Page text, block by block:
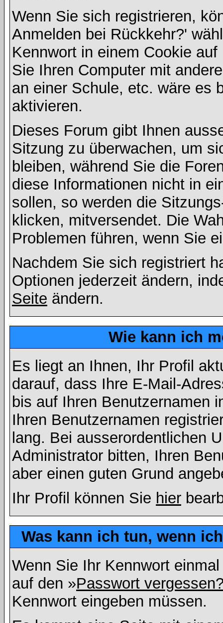
Wenn Sie sich registrieren,
Anmelden bei Rückkehr?'
Kennwort in einem Cookie
Sie Ihren Computer mit
an einer Schule, etc. wäre es
aktivieren.
Dieses Forum gibt Ihnen
Sitzung zu überwachen, um
bleiben, während Sie die
diese Informationen nicht in
sollen, so werden die
klicken, mitversendet. Die
Problemen führen, wenn Sie
Nachdem Sie sich registriert
Optionen jederzeit ändern,
Seite ändern.
Wie kann ich
Es liegt an Ihnen, Ihr Profil
darauf, dass Ihre E-Mail-
bis auf Ihren Benutzernamen
Ihren Benutzernamen
lang. Bei ausserordentlichen
Administrator bitten, Ihren
aber einen guten Grund
Ihr Profil können Sie hier
Was kann ich tun, wenn
Wenn Sie Ihr Kennwort
auf den »Passwort
Kennwort eingeben müssen.